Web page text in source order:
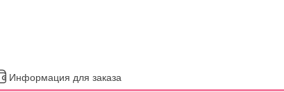
Информация для заказа